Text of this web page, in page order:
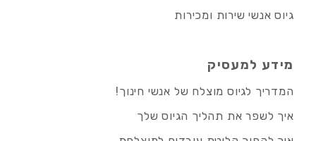
גיוס אנשי שירות ומכירות
מידע למעסיק
המדריך לגיוס מוצלח של אנשי חינוך!
איך לשפר את תהליך הגיוס שלך